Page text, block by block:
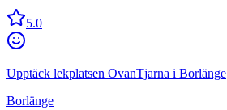
5.0
Upptäck lekplatsen OvanTjarna i Borlänge
Borlänge